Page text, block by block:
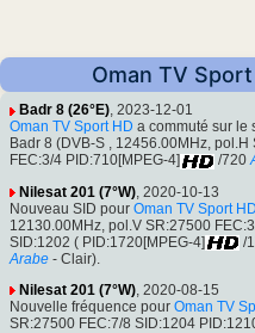
Oman TV
Badr 8 (26°E), 2023-12-01
Oman TV Sport HD a commuté sur le
Badr 8 (DVB-S , 12456.00MHz, pol.H
FEC:3/4 PID:710[MPEG-4]
/720
Nilesat 201 (7°W) , 2020-10-13
Nouveau SID pour Oman TV Sport HD
12130.00MHz, pol.V SR:27500
SID:1202 ( PID:1720[MPEG-4]
/
Arabe - Clair).
Nilesat 201 (7°W), 2020-08-15
Nouvelle fréquence pour Oman TV
SR:27500 FEC:7/8 SID:1204